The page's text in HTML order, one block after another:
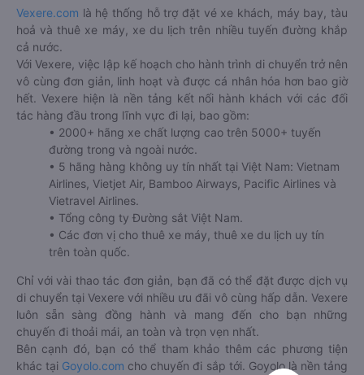
Vexere.com là hệ thống hỗ trợ đặt vé xe khách, máy bay, tàu
hoả và thuê xe máy, xe du lịch trên nhiều tuyến đường khắp
cả nước.
Với Vexere, việc lập kế hoạch cho hành trình di chuyển trở nên
vô cùng đơn giản, linh hoạt và được cá nhân hóa hơn bao giờ
hết. Vexere hiện là nền tảng kết nối hành khách với các đối
tác hàng đầu trong lĩnh vực đi lại, bao gồm:
• 2000+ hãng xe chất lượng cao trên 5000+ tuyến
đường trong và ngoài nước.
• 5 hãng hàng không uy tín nhất tại Việt Nam: Vietnam
Airlines, Vietjet Air, Bamboo Airways, Pacific Airlines và
Vietravel Airlines.
• Tổng công ty Đường sắt Việt Nam.
• Các đơn vị cho thuê xe máy, thuê xe du lịch uy tín
trên toàn quốc.
Chỉ với vài thao tác đơn giản, bạn đã có thể đặt được dịch vụ
di chuyển tại Vexere với nhiều ưu đãi vô cùng hấp dẫn. Vexere
luôn sẵn sàng đồng hành và mang đến cho bạn những
chuyến đi thoải mái, an toàn và trọn vẹn nhất.
Bên cạnh đó, bạn có thể tham khảo thêm các phương tiện
khác tại Goyolo.com cho chuyến đi sắp tới. Goyolo là nền tảng